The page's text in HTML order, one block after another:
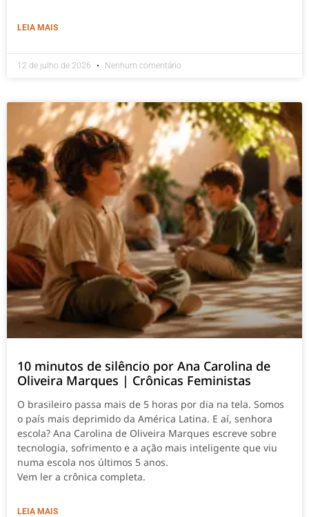
LEIA MAIS
12 de julho de 2026 Nenhum comentário
10 minutos de silêncio por Ana Carolina de
Oliveira Marques | Crônicas Feministas
O brasileiro passa mais de 5 horas por dia na tela. Somos
o país mais deprimido da América Latina. E aí, senhora
escola? Ana Carolina de Oliveira Marques escreve sobre
tecnologia, sofrimento e a ação mais inteligente que viu
numa escola nos últimos 5 anos.
Vem ler a crônica completa.
LEIA MAIS